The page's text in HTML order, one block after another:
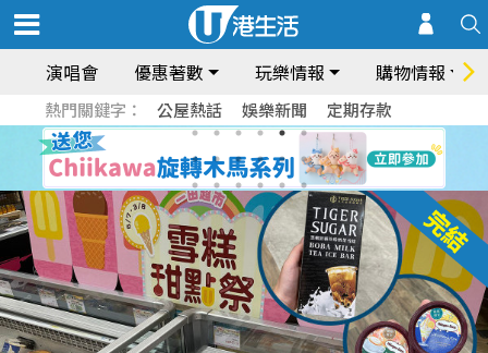
演唱會 優惠著數 玩樂情報 購物情報
熱門關鍵字： 公屋熱話 娛樂新聞 定期存款